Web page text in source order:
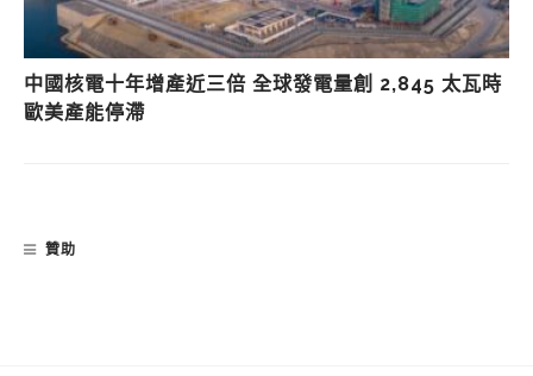
中國核電十年增產近三倍 全球發電量創 2,845 太瓦時
歐美產能停滯
贊助